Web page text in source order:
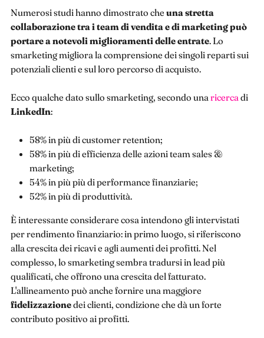
Numerosi studi hanno dimostrato che una stretta
collaborazione tra i team di vendita e di marketing può
portare a notevoli miglioramenti delle entrate. Lo
smarketing migliora la comprensione dei singoli reparti sui
potenziali clienti e sul loro percorso di acquisto.
Ecco qualche dato sullo smarketing, secondo una ricerca di
LinkedIn:
58% in più di customer retention;
58% in più di efficienza delle azioni team sales &
marketing;
54% in più più di performance finanziarie;
52% in più di produttività.
È interessante considerare cosa intendono gli intervistati
per rendimento finanziario: in primo luogo, si riferiscono
alla crescita dei ricavi e agli aumenti dei profitti. Nel
complesso, lo smarketing sembra tradursi in lead più
qualificati, che offrono una crescita del fatturato.
L'allineamento può anche fornire una maggiore
fidelizzazionedei clienti, condizione che dà un forte
contributo positivo ai profitti.